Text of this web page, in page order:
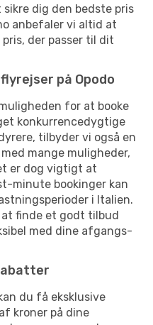
dig den bedste pris
anbefaler vi altid at
der passer til dit
på Opodo
for at booke
konkurrencedygtige
tilbyder vi også en
mange muligheder,
er dog vigtigt at
minute bookinger kan
i Italien.
finde et godt tilbud
med dine afgangs-
du få eksklusive
kroner på dine